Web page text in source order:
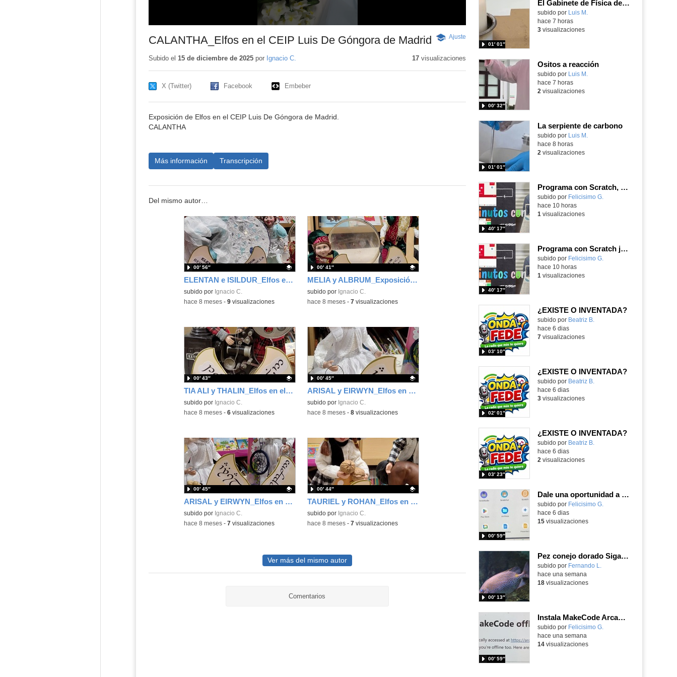
CALANTHA_Elfos en el CEIP Luis De Góngora de Madrid
-
educativo
Ajuste
pantalla
Subido el 15 de diciembre de 2025por Ignacio C. 17visualizaciones
X (Twitter) Facebook Embeber
Exposición de Elfos en el CEIP Luis De Góngora de Madrid.
CALANTHA
Más información Transcripción
Del mismo autor…
ELENTAN e ISILDUR_Elfos en el CEIP Luis De Góngora de Madrid
Contenido educativo.
subido por Ignacio C.
00′ 56″
-hace 8 meses- 9visualizaciones
MELIA y ALBRUM_Exposición de Elfos en el CEIP Luis De Góngora de Madrid
Contenido educativo.
subido por Ignacio C.
00′ 41″
-hace 8 meses- 7 visualizaciones
TIA ALI y THALIN_Elfos en el CEIP Luis De Góngora de Madrid.
Contenido educativo.
subido por Ignacio C.
00′ 43″
-hace 8 meses- 6visualizaciones
ARISAL y EIRWYN_Elfos en el CEIP Luis De Góngora de Madrid
Contenido educativo.
subido por Ignacio C.
00′ 45″
-hace 8 meses- 8visualizaciones
ARISAL y EIRWYN_Elfos en el CEIP Luis De Góngora de Madrid
Contenido educativo.
subido por Ignacio C.
00′ 45″
-hace 8 meses- 7 visualizaciones
TAURIEL y ROHAN_Elfos en el CEIP Luis De Góngora de Madrid
Contenido educativo.
subido por Ignacio C.
00′ 44″
-hace 8 meses- 7 visualizaciones
Ver más del mismo autor
Comentarios
El Gabinete de Física del IES Enrique Tierno Galván de Parla (Curso 25-26)
Contenido educativo.
subido por Luis M.
01′ 01″
hace 7 horas
3visualizaciones
Ositos a reacción
Contenido educativo.
subido por Luis M.
00′ 32″
hace 7 horas
2 visualizaciones
La serpiente de carbono
Contenido educativo.
subido por Luis M.
01′ 01″
hace 8 horas
2 visualizaciones
Programa con Scratch, 8 diferentes juegos para vivir la emoción de los partidos de España en el mundial 2026
Contenido educativo.
subido por Felicisimo G.
40′ 17″
hace 10 horas
1 visualizaciones
Programa con Scratch juegos con los partidos del mundial 2026 ganados por España
Contenido educativo.
subido por Felicisimo G.
40′ 17″
hace 10 horas
1 visualizaciones
¿EXISTE O INVENTADA?
Contenido educativo.
subido por Beatriz B.
03′ 10″
hace 6 dias
7visualizaciones
¿EXISTE O INVENTADA?
Contenido educativo.
subido por Beatriz B.
02′ 01″
hace 6 dias
3visualizaciones
¿EXISTE O INVENTADA?
Contenido educativo.
subido por Beatriz B.
03′ 23″
hace 6 dias
2 visualizaciones
Dale una oportunidad a los Chromebooks y utiliza un proyector para realizar talleres si no tienes pantallas táctiles
Contenido educativo.
subido por Felicisimo G.
00′ 59″
hace 6 dias
15visualizaciones
Pez conejo dorado Siganus guttatus (Bloch, 1786)
Contenido educativo.
subido por Fernando L.
00′ 13″
hace una semana
18visualizaciones
Instala MakeCode Arcade para trabajar offline en tu tablet, ordenador, Chromebook
Contenido educativo.
subido por Felicisimo G.
00′ 59″
hace una semana
14visualizaciones